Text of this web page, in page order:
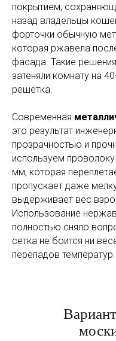
покрытием,
назад владельцы
форточки обычную
которая ржавела
фасада. Такие
затеняли комнату на
решетка.
Современная
это результат
прозрачностью и
используем
мм, которая
пропускает даже
выдерживает вес
Использование
полностью сняло
сетка не боится ни
перепадов температур.